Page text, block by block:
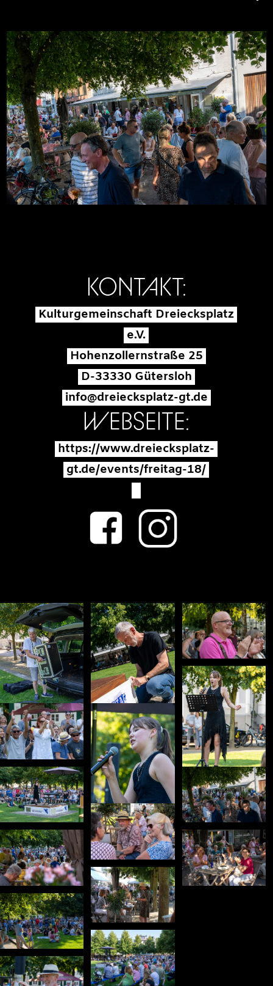
KONTAKT:
Kulturgemeinschaft Dreiecksplatz
e.V.
Hohenzollernstraße 25
D-33330 Gütersloh
info@dreiecksplatz-gt.de
WEBSEITE:
https://www.dreiecksplatz-
gt.de/events/freitag-18/